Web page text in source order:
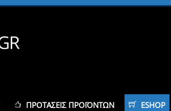
ΠΡΟΤΆΣΕΙΣ ΠΡΟΪΌΝΤΩΝ ESHOP